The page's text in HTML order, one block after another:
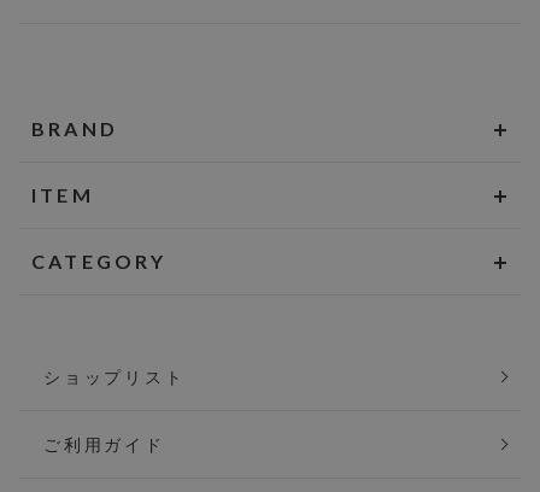
BRAND
ITEM
CATEGORY
ショップリスト
ご利用ガイド